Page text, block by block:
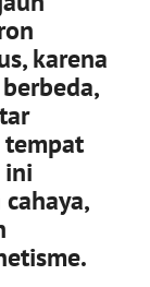
karena
ini